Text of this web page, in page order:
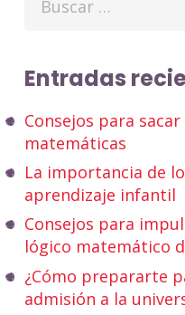
Entradas
Consejos para
matemáticas
La importancia de
aprendizaje infantil
Consejos para
lógico matemático
¿Cómo prepararte
admisión a la